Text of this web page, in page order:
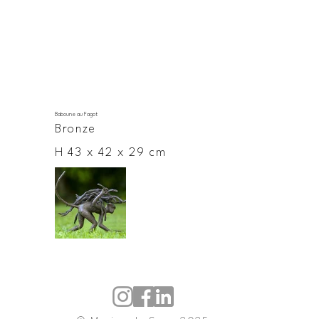
Baboune au Fagot
Bronze
H 43 x 42 x 29 cm